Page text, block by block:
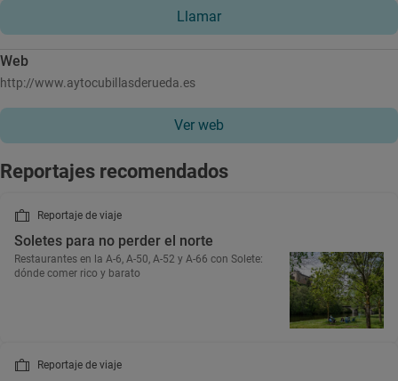
Llamar
Web
http://www.aytocubillasderueda.es
Ver web
Reportajes recomendados
Reportaje de viaje
Soletes para no perder el norte
Restaurantes en la A-6, A-50, A-52 y A-66 con Solete:
dónde comer rico y barato
Reportaje de viaje